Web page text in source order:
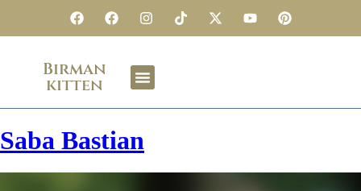
Birman
kitten
Saba Bastian